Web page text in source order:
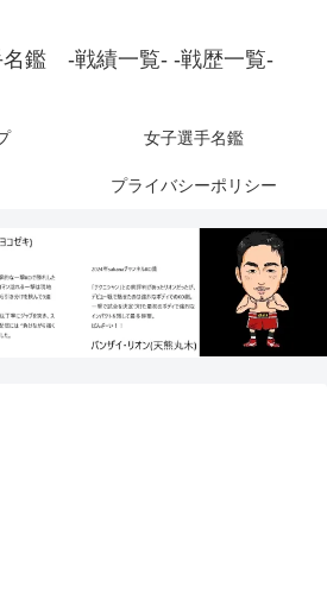
名鑑 -戦績一覧- -戦歴一覧-
女子選手名鑑
プライバシーポリシー